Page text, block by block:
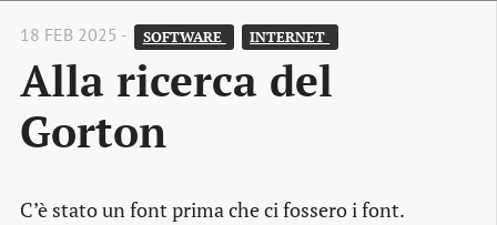
18 FEB 2025 - SOFTWARE INTERNET
Alla ricerca del
Gorton
C’è stato un font prima che ci fossero i font.